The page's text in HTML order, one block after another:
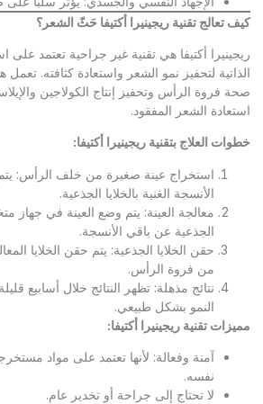
كيف تعالج تقنية ريجينيرا أكتيفا حَثّ الشعر؟
ريجينيرا أكتيفا هي تقنية غير جراحية تعتمد على
الذاتية لتحفيز نمو الشعر واستعادة كثافته.
صحة فروة الرأس وتحفيز إنتاج الكولاجين
استعادة الشعر المفقود.
خطوات العلاج بتقنية ريجينيرا أكتيفا:
استخراج عينة صغيرة من خلف الرأس:
الأنسجة الغنية بالخلايا الجذعية.
معالجة العينة: يتم وضع العينة في جهاز
الجذعية عن باقي الأنسجة.
حقن الخلايا الجذعية: يتم حقن الخلايا
من فروة الرأس.
نتائج مذهلة: تظهر النتائج خلال أسابيع
النمو بشكل طبيعي.
مميزات تقنية ريجينيرا أكتيفا:
آمنة وفعالة: لأنها تعتمد على مواد
نفسه.
لا تحتاج إلى جراحة أو تخدير عام.